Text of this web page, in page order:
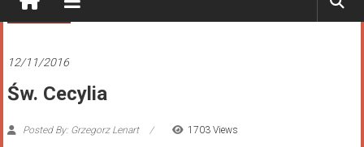
12/11/2016
Św. Cecylia
Posted By: Grzegorz Lenart 1703 Views